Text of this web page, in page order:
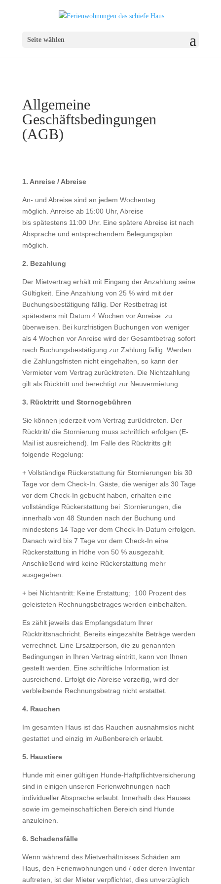
Seite wählen
Allgemeine
Geschäftsbedingungen
(AGB)
1. Anreise / Abreise
An- und Abreise sind an jedem Wochentag
möglich. Anreise ab 15:00 Uhr, Abreise
bis spätestens 11:00 Uhr. Eine spätere Abreise ist nach
Absprache und entsprechendem Belegungsplan
möglich.
2. Bezahlung
Der Mietvertrag erhält mit Eingang der Anzahlung seine
Gültigkeit. Eine Anzahlung von 25 % wird mit der
Buchungsbestätigung fällig. Der Restbetrag ist
spätestens mit Datum 4 Wochen vor Anreise zu
überweisen. Bei kurzfristigen Buchungen von weniger
als 4 Wochen vor Anreise wird der Gesamtbetrag sofort
nach Buchungsbestätigung zur Zahlung fällig. Werden
die Zahlungsfristen nicht eingehalten, so kann der
Vermieter vom Vertrag zurücktreten. Die Nichtzahlung
gilt als Rücktritt und berechtigt zur Neuvermietung.
3. Rücktritt und Stornogebühren
Sie können jederzeit vom Vertrag zurücktreten. Der
Rücktritt/ die Stornierung muss schriftlich erfolgen (E-
Mail ist ausreichend). Im Falle des Rücktritts gilt
folgende Regelung:
+ Vollständige Rückerstattung für Stornierungen bis 30
Tage vor dem Check-In. Gäste, die weniger als 30 Tage
vor dem Check-In gebucht haben, erhalten eine
vollständige Rückerstattung bei Stornierungen, die
innerhalb von 48 Stunden nach der Buchung und
mindestens 14 Tage vor dem Check-In-Datum erfolgen.
Danach wird bis 7 Tage vor dem Check-In eine
Rückerstattung in Höhe von 50 % ausgezahlt.
Anschließend wird keine Rückerstattung mehr
ausgegeben.
+ bei Nichtantritt: Keine Erstattung; 100 Prozent des
geleisteten Rechnungsbetrages werden einbehalten.
Es zählt jeweils das Empfangsdatum Ihrer
Rücktrittsnachricht. Bereits eingezahlte Beträge werden
verrechnet. Eine Ersatzperson, die zu genannten
Bedingungen in Ihren Vertrag eintritt, kann von Ihnen
gestellt werden. Eine schriftliche Information ist
ausreichend. Erfolgt die Abreise vorzeitig, wird der
verbleibende Rechnungsbetrag nicht erstattet.
4. Rauchen
Im gesamten Haus ist das Rauchen ausnahmslos nicht
gestattet und einzig im Außenbereich erlaubt.
5. Haustiere
Hunde mit einer gültigen Hunde-Haftpflichtversicherung
sind in einigen unseren Ferienwohnungen nach
individueller Absprache erlaubt. Innerhalb des Hauses
sowie im gemeinschaftlichen Bereich sind Hunde
anzuleinen.
6. Schadensfälle
Wenn während des Mietverhältnisses Schäden am
Haus, den Ferienwohnungen und / oder deren Inventar
auftreten, ist der Mieter verpflichtet, dies unverzüglich